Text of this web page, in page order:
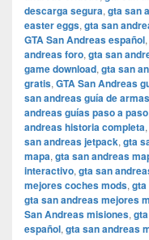
descarga segura, gta san
easter eggs, gta san
GTA San Andreas español,
andreas foro, gta san
game download, gta san
gratis, GTA San Andreas
san andreas guía de armas
andreas guías paso a paso
andreas historia completa,
san andreas jetpack, gta
mapa, gta san andreas
interactivo, gta san
mejores coches mods,
gta san andreas mejores
San Andreas misiones,
español, gta san andreas